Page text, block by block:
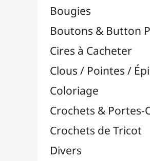
Fil Nylon & Elastiques
Fils Métalliques
Fleurs en Papier & Décors
Horlogerie - Mécanismes & Aiguilles
Masques
Massicots & Lames
Oeillets & Rivets
Petites Pinces
Plantes & Jardin